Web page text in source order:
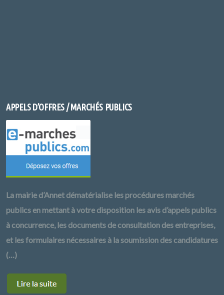
APPELS D’OFFRES / MARCHÉS PUBLICS
La mairie d’Annet dématérialise les procédures marchés
publics en mettant à votre disposition les avis d’appels publics
à concurrence, les documents de consultation des entreprises,
et les formulaires nécessaires à la soumission des candidatures
(…)